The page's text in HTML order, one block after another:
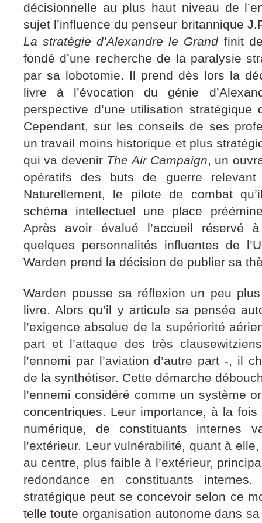
décisionnelle au plus haut niveau de
sujet l’influence du penseur britannique
La stratégie d’Alexandre le Grandfinit
fondé d’une recherche de la paralysie
par sa lobotomie. Il prend dès lors la
livre à l’évocation du génie
perspective d’une utilisation stratégique
Cependant, sur les conseils de ses
un travail moins historique et plus
qui va devenir The Air Campaign, un
opératifs des buts de guerre relevant
Naturellement, le pilote de combat
schéma intellectuel une place
Après avoir évalué l’accueil réservé
quelques personnalités influentes de
Warden prend la décision de publier sa
Warden pousse sa réflexion un peu
livre. Alors qu’il y articule sa pensée
l’exigence absolue de la supériorité
part et l’attaque des très
l’ennemi par l’aviation d’autre part -, il
de la synthétiser. Cette démarche
l’ennemi considéré comme un système
concentriques. Leur importance, à la
numérique, de constituants internes
l’extérieur. Leur vulnérabilité, quant à
au centre, plus faible à l’extérieur,
redondance en constituants
stratégique peut se concevoir selon ce
telle toute organisation autonome dans